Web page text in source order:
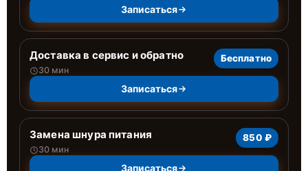
Записаться
Доставка в сервис и обратно
30 мин
Бесплатно
Записаться
Замена шнура питания
30 мин
850 ₽
Записаться